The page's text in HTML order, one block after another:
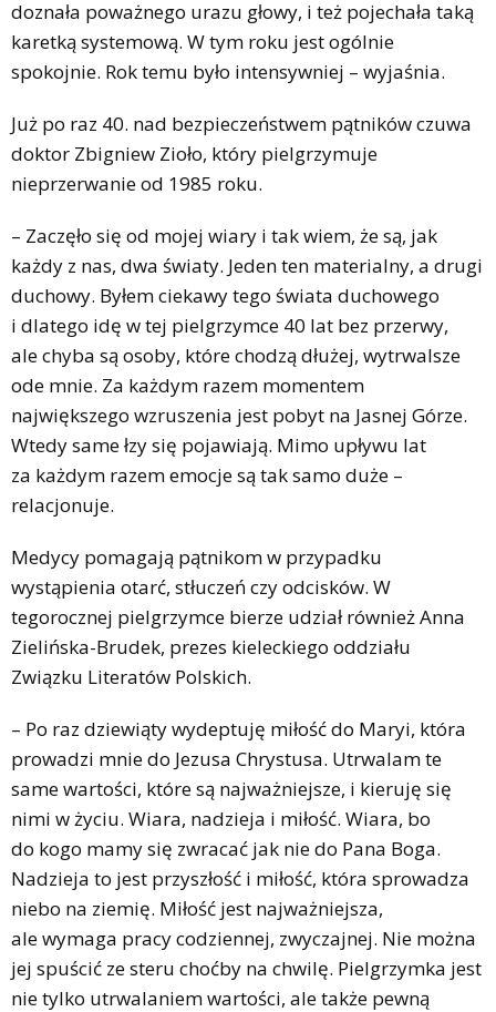
doznała poważnego urazu głowy, i też pojechała taką
karetką systemową. W tym roku jest ogólnie
spokojnie. Rok temu było intensywniej – wyjaśnia.
Już po raz 40. nad bezpieczeństwem pątników czuwa
doktor Zbigniew Zioło, który pielgrzymuje
nieprzerwanie od 1985 roku.
– Zaczęło się od mojej wiary i tak wiem, że są, jak
każdy z nas, dwa światy. Jeden ten materialny, a drugi
duchowy. Byłem ciekawy tego świata duchowego
i dlatego idę w tej pielgrzymce 40 lat bez przerwy,
ale chyba są osoby, które chodzą dłużej, wytrwalsze
ode mnie. Za każdym razem momentem
największego wzruszenia jest pobyt na Jasnej Górze.
Wtedy same łzy się pojawiają. Mimo upływu lat
za każdym razem emocje są tak samo duże –
relacjonuje.
Medycy pomagają pątnikom w przypadku
wystąpienia otarć, stłuczeń czy odcisków. W
tegorocznej pielgrzymce bierze udział również Anna
Zielińska-Brudek, prezes kieleckiego oddziału
Związku Literatów Polskich.
– Po raz dziewiąty wydeptuję miłość do Maryi, która
prowadzi mnie do Jezusa Chrystusa. Utrwalam te
same wartości, które są najważniejsze, i kieruję się
nimi w życiu. Wiara, nadzieja i miłość. Wiara, bo
do kogo mamy się zwracać jak nie do Pana Boga.
Nadzieja to jest przyszłość i miłość, która sprowadza
niebo na ziemię. Miłość jest najważniejsza,
ale wymaga pracy codziennej, zwyczajnej. Nie można
jej spuścić ze steru choćby na chwilę. Pielgrzymka jest
nie tylko utrwalaniem wartości, ale także pewną